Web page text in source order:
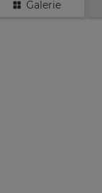
Galerie